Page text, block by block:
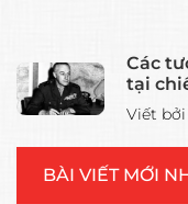
Các
tại
Viết bởi
BÀI VIẾT MỚI